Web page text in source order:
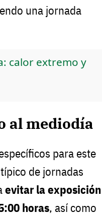
una jornada
calor extremo y
al mediodía
para este
de jornadas
evitar la exposición
horas, así como